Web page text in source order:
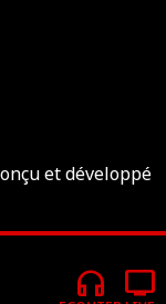
et développé
headphones tv